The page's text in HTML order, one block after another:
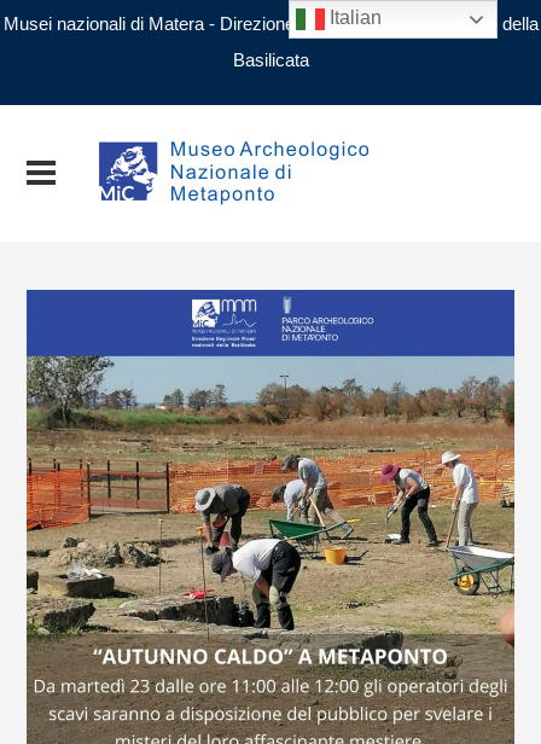
Musei nazionali di Matera - Direzione regionale Musei nazionali della
Basilicata
Italian